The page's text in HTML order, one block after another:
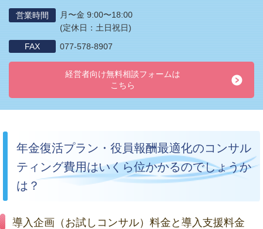
営業時間
月〜金 9:00〜18:00
(定休日：土日祝日)
FAX
077-578-8907
経営者向け無料相談フォームは
こちら
年金復活プラン・役員報酬最適化のコンサル
ティング費用はいくら位かかるのでしょうか
は？
導入企画（お試しコンサル）料金と導入支援料金